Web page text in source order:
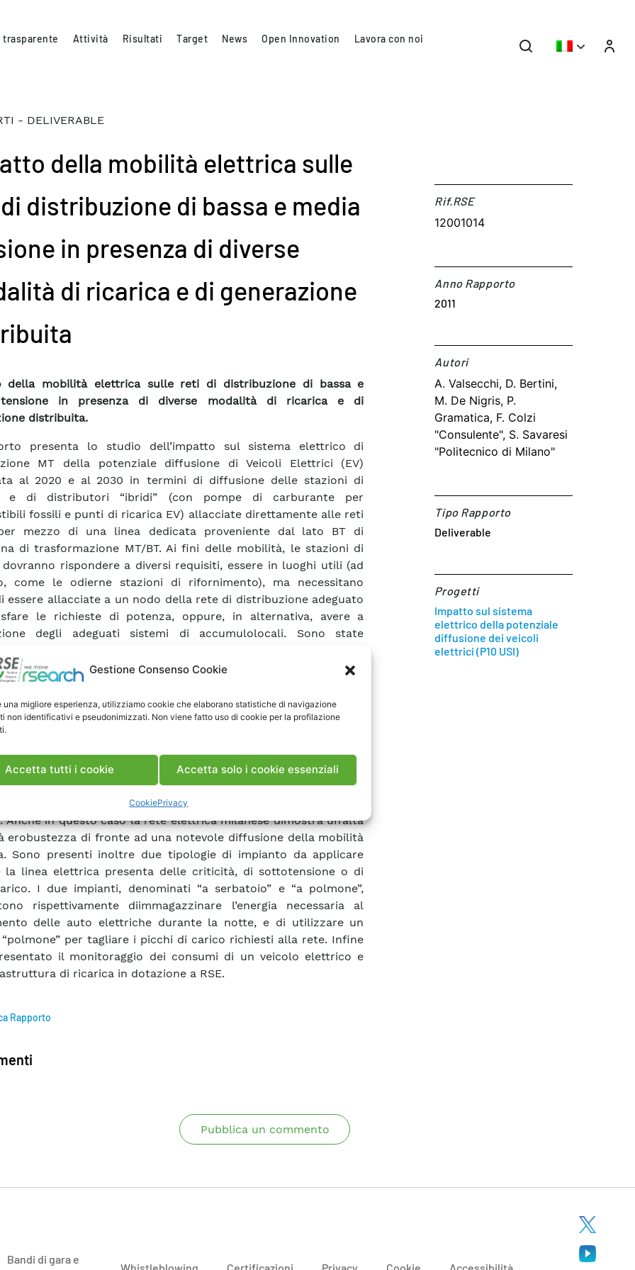
Gestione Consenso Cookie
una migliore esperienza, utilizziamo cookie che elaborano statistiche di navigazione
non identificativi e pseudonimizzati. Non viene fatto uso di cookie per la profilazione
Accetta tutti i cookie Accetta solo i cookie essenziali
CookiePrivacy
trasparente Attività Risultati Target News Open Innovation Lavora con noi
- DELIVERABLE
della mobilità elettrica sulle
distribuzione di bassa e media
in presenza di diverse
di ricarica e di generazione
della mobilità elettrica sulle reti di distribuzione di bassa e
in presenza di diverse modalità di ricarica e di
distribuita.
presenta lo studio dell’impatto sul sistema elettrico di
MT della potenziale diffusione di Veicoli Elettrici (EV)
al 2020 e al 2030 in termini di diffusione delle stazioni di
e di distributori “ibridi” (con pompe di carburante per
fossili e punti di ricarica EV) allacciate direttamente alle reti
mezzo di una linea dedicata proveniente dal lato BT di
di trasformazione MT/BT. Ai fini delle mobilità, le stazioni di
dovranno rispondere a diversi requisiti, essere in luoghi utili (ad
come le odierne stazioni di rifornimento), ma necessitano
essere allacciate a un nodo della rete di distribuzione adeguato
le richieste di potenza, oppure, in alternativa, avere a
degli adeguati sistemi di accumulolocali. Sono state
di contribuire alla ricarica veloce, identificando l’ubicazione degli
distributori e delle cabine secondarie MT/BT alle quali è
un allaccio. è quindi stata effettuata un’analisi di load flow,
quale si è valutato l’abbassamento di tensione lungo i feeder. I
hanno evidenziato che la ricarica veloce non costituisce un
per la porzione di linea MT analizzata. Inoltre, l’utilizzo di
acculi permettere l’allaccio dei distributori di ricarica veloce
riti BT. Un’analisi simile è stata implementata anche nel
MARE, permettendo il calcolo delle cadute di tensione lungo le
Anche in questo caso la rete elettrica milanese dimostra un’alta
erobustezza di fronte ad una notevole diffusione della mobilità
Sono presenti inoltre due tipologie di impianto da applicare
la linea elettrica presenta delle criticità, di sottotensione o di
I due impianti, denominati “a serbatoio” e “a polmone”,
rispettivamente diimmagazzinare l’energia necessaria al
delle auto elettriche durante la notte, e di utilizzare un
per tagliare i picchi di carico richiesti alla rete. Infine
il monitoraggio dei consumi di un veicolo elettrico e
di ricarica in dotazione a RSE.
Rapporto
Rif.RSE​
12001014
Anno Rapporto
2011
Autori​
A. Valsecchi, D. Bertini,
M. De Nigris, P.
Gramatica, F. Colzi
"Consulente", S. Savaresi
"Politecnico di Milano"
Tipo Rapporto
Deliverable
Progetti
Impatto sul sistema
elettrico della potenziale
diffusione dei veicoli
elettrici (P10 USI)
Pubblica un commento
Bandi di gara e